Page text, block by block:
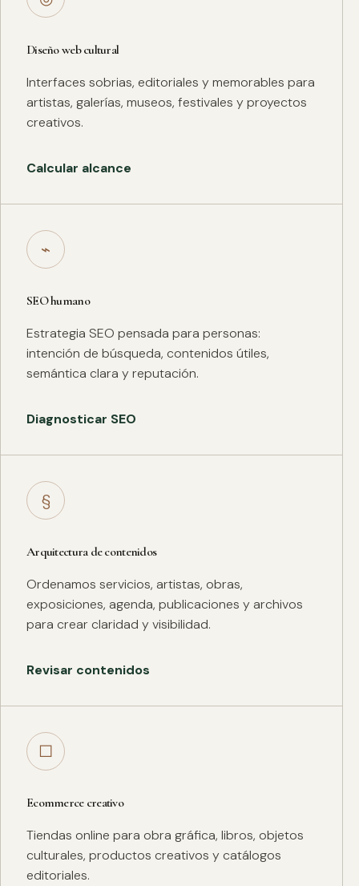
Diseño web cultural
Interfaces sobrias, editoriales y memorables para
artistas, galerías, museos, festivales y proyectos
creativos.
Calcular alcance
⌁
SEO humano
Estrategia SEO pensada para personas:
intención de búsqueda, contenidos útiles,
semántica clara y reputación.
Diagnosticar SEO
§
Arquitectura de contenidos
Ordenamos servicios, artistas, obras,
exposiciones, agenda, publicaciones y archivos
para crear claridad y visibilidad.
Revisar contenidos
□
Ecommerce creativo
Tiendas online para obra gráfica, libros, objetos
culturales, productos creativos y catálogos
editoriales.